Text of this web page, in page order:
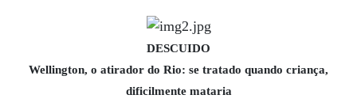
DESCUIDO
Wellington, o atirador do Rio: se tratado quando criança,
dificilmente mataria